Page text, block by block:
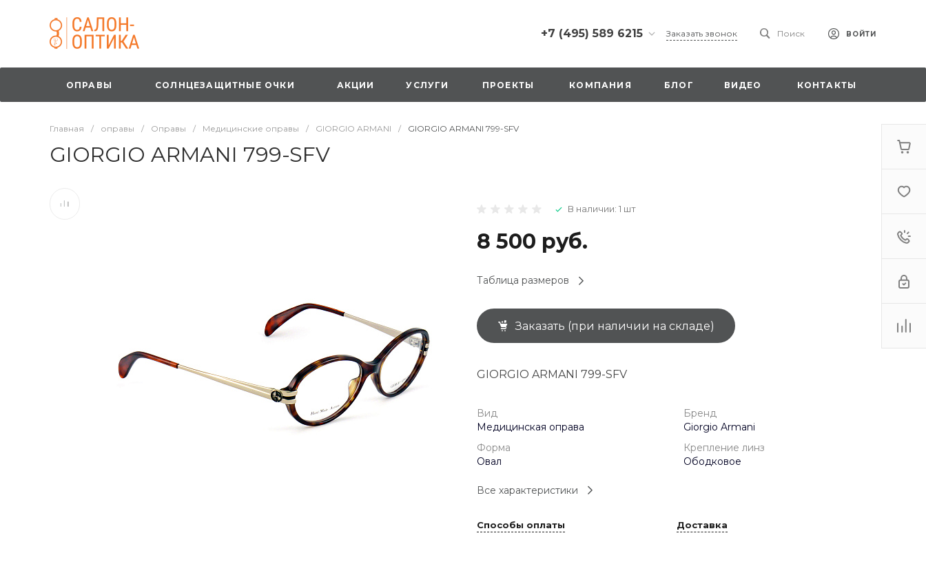
+7 (495) 589 6215
+7 (495) 589 6215
г. Москва, Русаковская
ул., д.1, вход с улицы со
стороны ТТК
г. Москва,
оранжевая вывеска
напротив «Перекрестка»
на 1 этаже
1 мая: 10:00-19:00
+7 (926) 092 4274
г. Королёв, пр-т
(0-9)
1 мая: 10:00-19:00
9 мая: 10:00-19:00
Заказать звонок Поиск ВОЙТИ
ОПРАВЫ СОЛНЦЕЗАЩИТНЫЕ ОЧКИ АКЦИИ УСЛУГИ ПРОЕКТЫ КОМПАНИЯ БЛОГ ВИДЕО КОНТАКТЫ
Главная / оправы / Оправы / Медицинские оправы / GIORGIO ARMANI / GIORGIO ARMANI 799-SFV
GIORGIO ARMANI 799-SFV
В наличии: 1 шт
8 500 руб.
Таблица размеров
Заказать (при наличии на складе)
GIORGIO ARMANI 799-SFV
Вид
Медицинская оправа
Бренд
Giorgio Armani
Форма
Овал
Крепление линз
Ободковое
Все характеристики
Способы оплаты Доставка